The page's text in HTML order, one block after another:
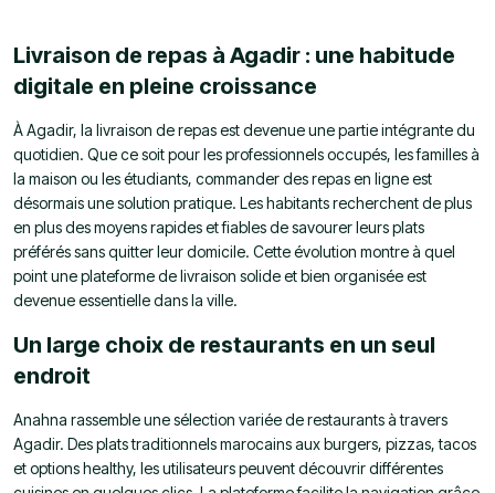
Livraison de repas à Agadir : une habitude
digitale en pleine croissance
À Agadir, la livraison de repas est devenue une partie intégrante du
quotidien. Que ce soit pour les professionnels occupés, les familles à
la maison ou les étudiants, commander des repas en ligne est
désormais une solution pratique. Les habitants recherchent de plus
en plus des moyens rapides et fiables de savourer leurs plats
préférés sans quitter leur domicile. Cette évolution montre à quel
point une plateforme de livraison solide et bien organisée est
devenue essentielle dans la ville.
Un large choix de restaurants en un seul
endroit
Anahna rassemble une sélection variée de restaurants à travers
Agadir. Des plats traditionnels marocains aux burgers, pizzas, tacos
et options healthy, les utilisateurs peuvent découvrir différentes